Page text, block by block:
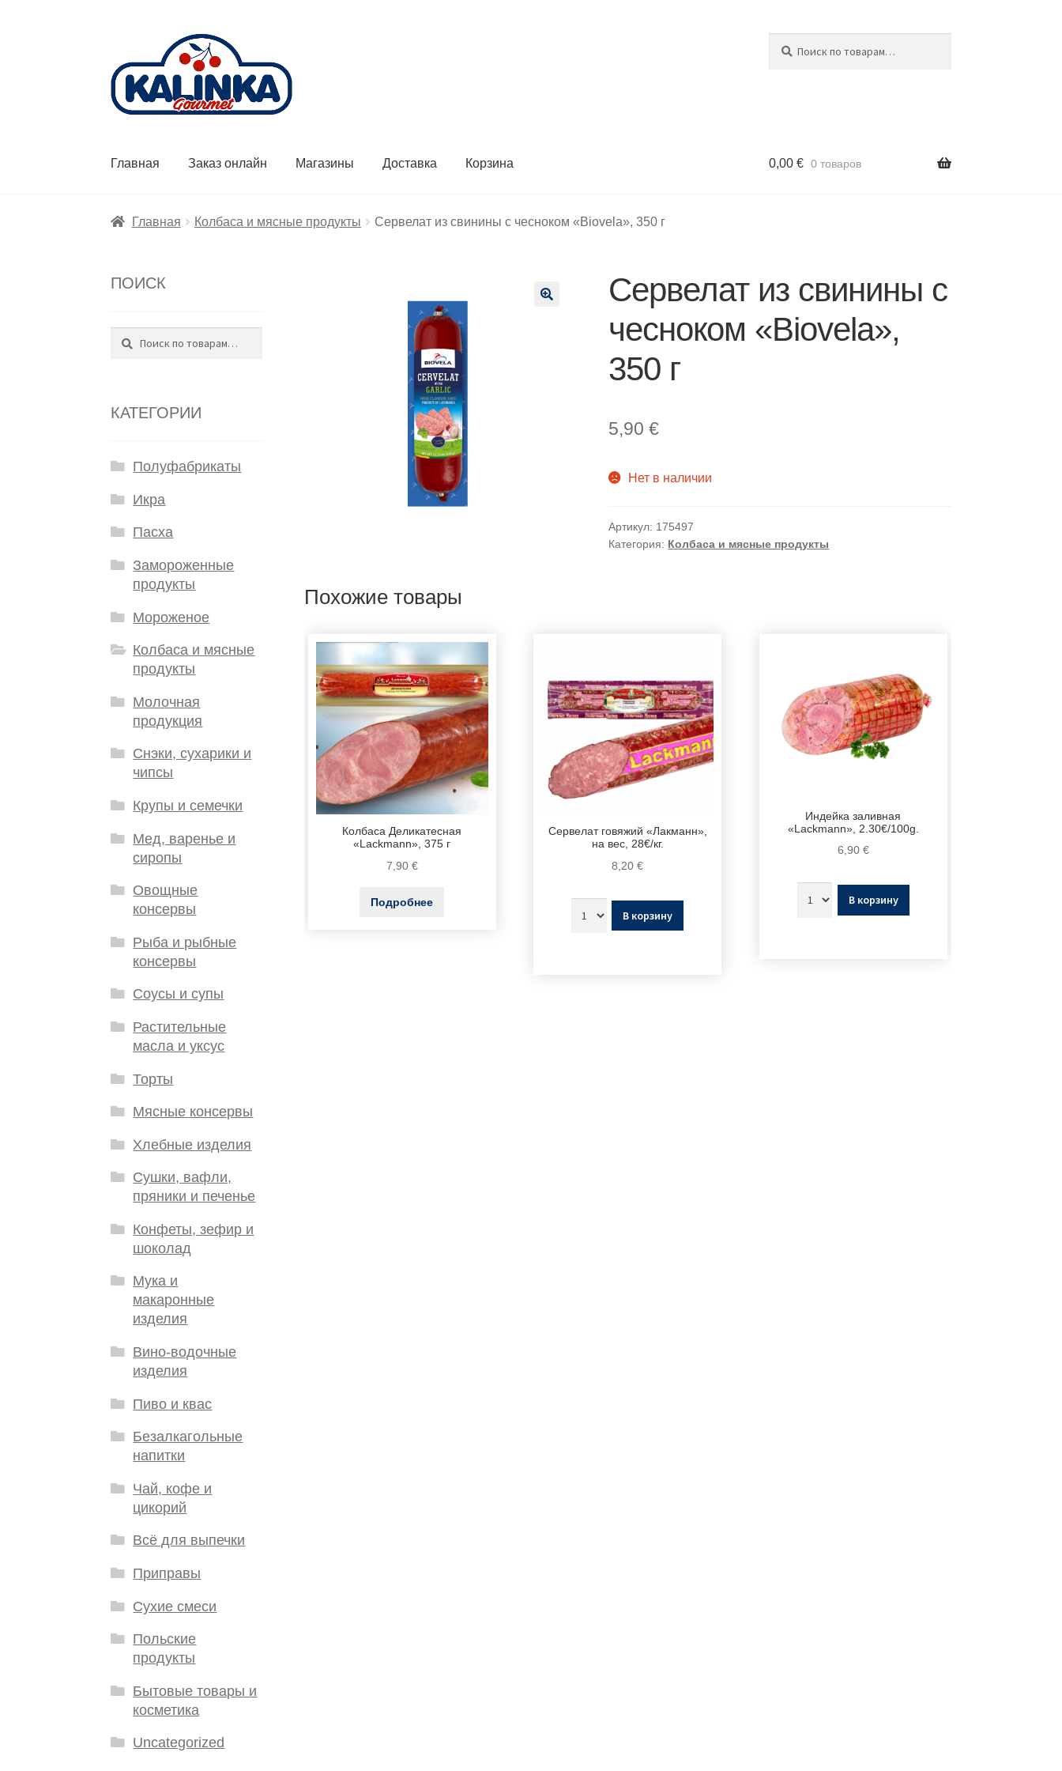
навигации
содержимому
Главная Заказ онлайн Магазины Доставка Корзина 0,00 € 0 товаров
Главная Колбаса и мясные продукты Сервелат из свинины с чесноком «Biovela», 350 г
Сервелат из свинины с
чесноком «Biovela»,
350 г
5,90€
Нет в наличии
Артикул: 175497
Категория: Колбаса и мясные продукты
Похожие товары
Колбаса Деликатесная
«Lackmann», 375 г
7,90 €
Подробнее
Сервелат говяжий «Лакманн»,
на вес, 28€/кг.
8,20€
В корзину
Индейка заливная
«Lackmann», 2.30€/100g.
6,90 €
В корзину
ПОИСК
Искать:
Поиск
КАТЕГОРИИ
Полуфабрикаты
Икра
Пасха
Замороженные
продукты
Мороженое
Колбаса и мясные
продукты
Молочная
продукция
Снэки, сухарики и
чипсы
Крупы и семечки
Мед, варенье и
сиропы
Овощные
консервы
Рыба и рыбные
консервы
Соусы и супы
Растительные
масла и уксус
Торты
Мясные консервы
Хлебные изделия
Сушки, вафли,
пряники и печенье
Конфеты, зефир и
шоколад
Мука и
макаронные
изделия
Вино-водочные
изделия
Пиво и квас
Безалкагольные
напитки
Чай, кофе и
цикорий
Всё для выпечки
Приправы
Сухие смеси
Польские
продукты
Бытовые товары и
косметика
Uncategorized